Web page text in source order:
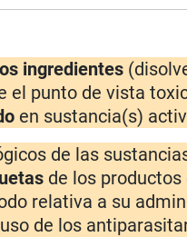
ingredientes
el punto de vista
en sustancia(s)
de las
de los productos
relativa a su
de los